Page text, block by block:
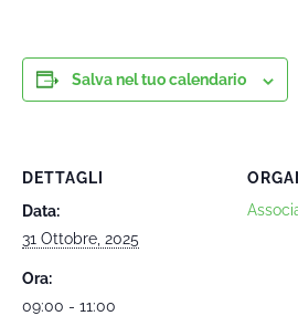
Salva nel tuo calendario
DETTAGLI
Data:
31 Ottobre, 2025
Ora:
09:00 - 11:00